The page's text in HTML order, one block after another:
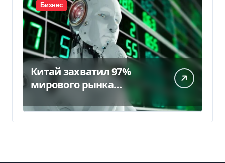
Бизнес
Китай захватил 97%
мирового рынка
гуманоидных роботов